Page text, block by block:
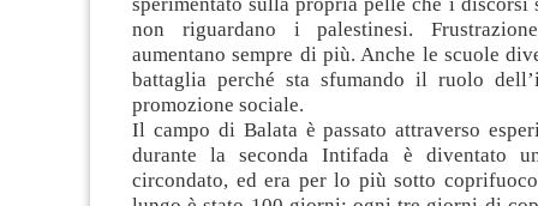
non riguardano i palestinesi.
aumentano sempre di più. Anche le scuole
battaglia perché sta sfumando il ruolo
promozione sociale.
Il campo di Balata è passato attraverso
durante la seconda Intifada è diventato
circondato, ed era per lo più sotto